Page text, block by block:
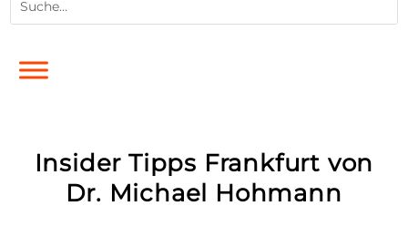
Insider Tipps Frankfurt von
Dr. Michael Hohmann